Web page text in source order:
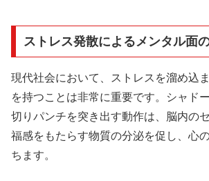
ストレス発散によるメンタル面
現代社会において、ストレスを溜め込
を持つことは非常に重要です。シャド
切りパンチを突き出す動作は、脳内の
福感をもたらす物質の分泌を促し、心
ちます。